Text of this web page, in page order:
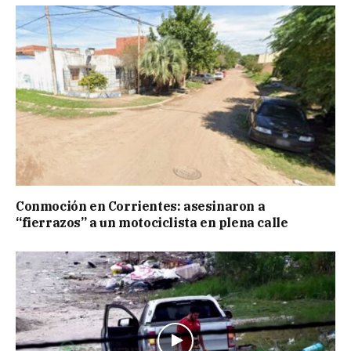
Conmoción en Corrientes: asesinaron a
“fierrazos” a un motociclista en plena calle